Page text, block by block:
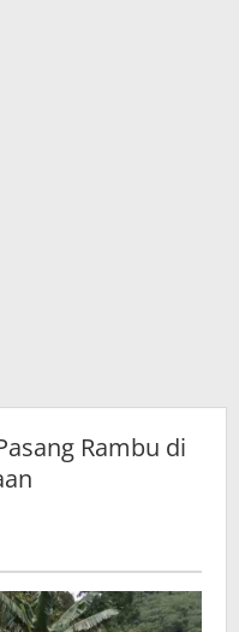
Rambu di